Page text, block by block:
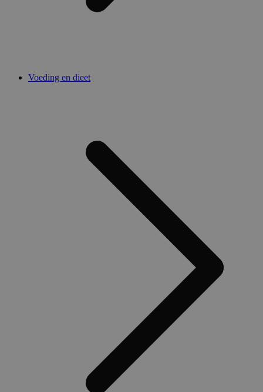
Voeding en dieet